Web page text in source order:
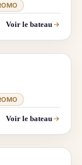
Voir le bateau
Voir le bateau